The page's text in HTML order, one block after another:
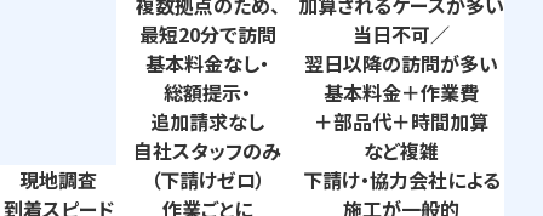
現地調査
到着スピード
最短20分で訪問
基本料金なし・
総額提示・
追加請求なし
自社スタッフのみ
（下請けゼロ）
作業ごとに
当日不可／
翌日以降の訪問が多い
基本料金＋作業費
＋部品代＋時間加算
など複雑
下請け・協力会社による
施工が一般的